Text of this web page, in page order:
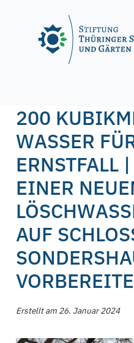
200
WASSER
ERNSTFALL
EINER
AUF
Erstellt am 26. Januar 2024